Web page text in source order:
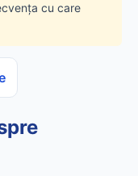
cu care